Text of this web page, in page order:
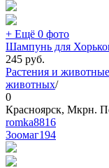
+ Ещё 0 фото
Шампунь для
245 руб.
Растения и животные
животных/
0
Красноярск, Мкрн.
romka8816
Зоомаг194